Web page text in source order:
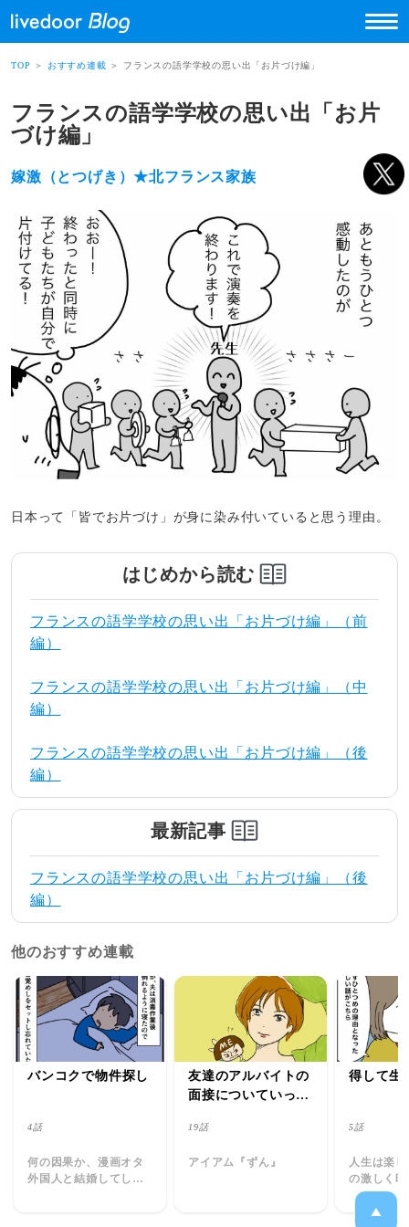
TOP ＞ おすすめ連載 ＞ フランスの語学学校の思い出「お片づけ編」
フランスの語学学校の思い出「お片
づけ編」
嫁激（とつげき）★北フランス家族
日本って「皆でお片づけ」が身に染み付いていると思う理由。
はじめから読む
フランスの語学学校の思い出「お片づけ編」（前
編）
フランスの語学学校の思い出「お片づけ編」（中
編）
フランスの語学学校の思い出「お片づけ編」（後
編）
最新記事
フランスの語学学校の思い出「お片づけ編」（後
編）
他のおすすめ連載
バンコクで物件探し
4話
何の因果か、漫画オタ
外国人と結婚してしま
友達のアルバイトの
面接についていった
った時の話
19話
アイアム『ずん』
得して生
5話
人生は楽
の激しく
日常～